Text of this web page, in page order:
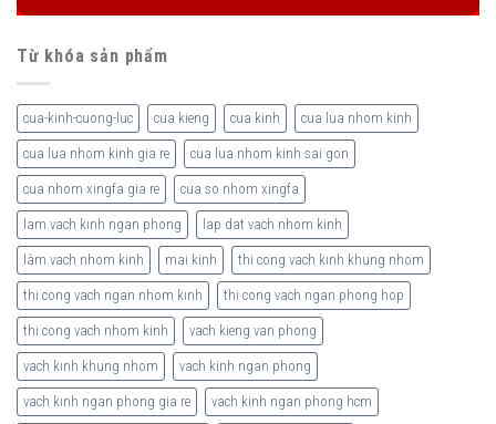
Từ khóa sản phẩm
cua-kinh-cuong-luc cua kieng cua kinh cua lua nhom kinh
cua lua nhom kinh gia re cua lua nhom kinh sai gon
cua nhom xingfa gia re cua so nhom xingfa
lam vach kinh ngan phong lap dat vach nhom kinh
làm vach nhom kinh mai kinh thi cong vach kinh khung nhom
thi cong vach ngan nhom kinh thi cong vach ngan phong hop
thi cong vach nhom kinh vach kieng van phong
vach kinh khung nhom vach kinh ngan phong
vach kinh ngan phong gia re vach kinh ngan phong hcm